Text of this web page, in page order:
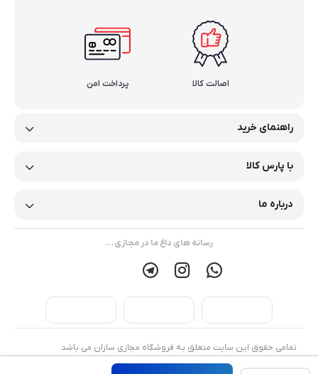
اصالت کالا پرداخت امن
راهنمای خرید
با پارس کالا
درباره ما
رسانه های داغ ما در مجازی...
تمامی حقوق این سایت متعلق به فروشگاه مجازی سازان می باشد